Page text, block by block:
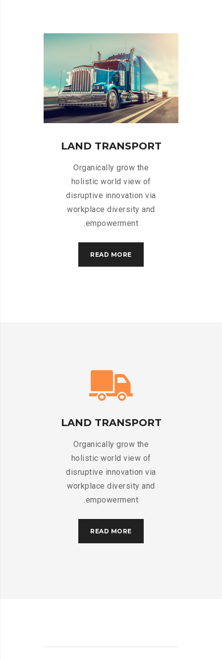
LAND TRANSPORT
Organically grow the
holistic world view of
disruptive innovation via
workplace diversity and
empowerment.
READ MORE
LAND TRANSPORT
Organically grow the
holistic world view of
disruptive innovation via
workplace diversity and
empowerment.
READ MORE